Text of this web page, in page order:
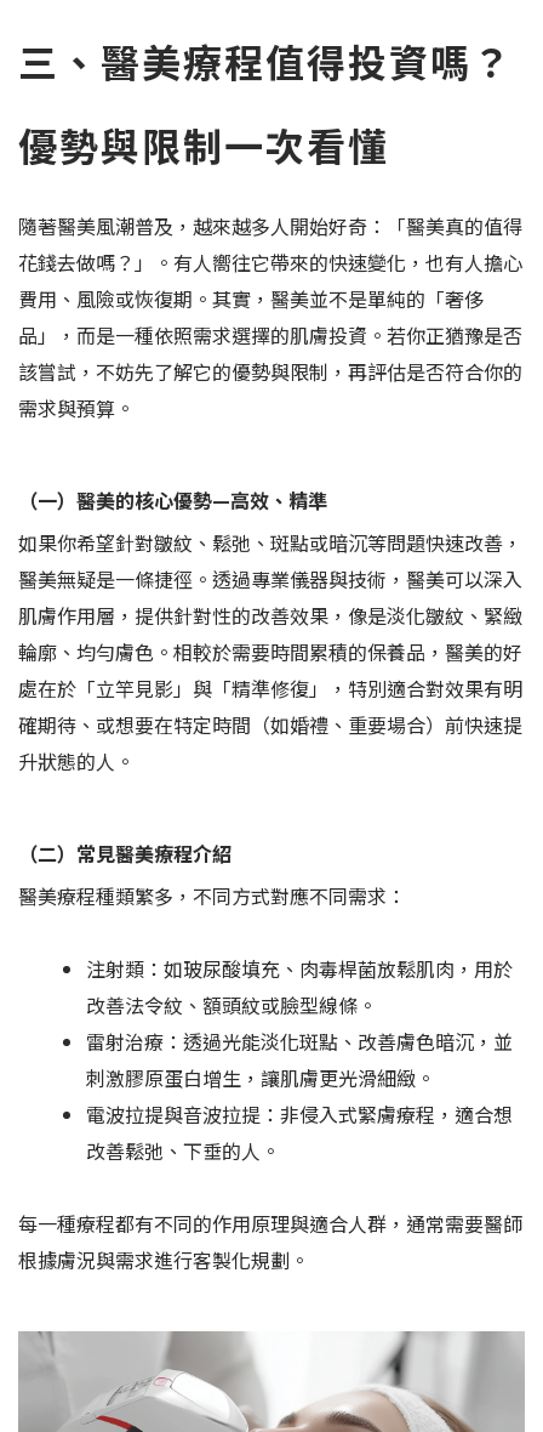
三、醫美療程值得投資嗎？
優勢與限制一次看懂
隨著醫美風潮普及，越來越多人開始好奇：「醫美真的值得
花錢去做嗎？」。有人嚮往它帶來的快速變化，也有人擔心
費用、風險或恢復期。其實，醫美並不是單純的「奢侈
品」，而是一種依照需求選擇的肌膚投資。若你正猶豫是否
該嘗試，不妨先了解它的優勢與限制，再評估是否符合你的
需求與預算。
（一）醫美的核心優勢—高效、精準
如果你希望針對皺紋、鬆弛、斑點或暗沉等問題快速改善，
醫美無疑是一條捷徑。透過專業儀器與技術，醫美可以深入
肌膚作用層，提供針對性的改善效果，像是淡化皺紋、緊緻
輪廓、均勻膚色。相較於需要時間累積的保養品，醫美的好
處在於「立竿見影」與「精準修復」，特別適合對效果有明
確期待、或想要在特定時間（如婚禮、重要場合）前快速提
升狀態的人。
（二）常見醫美療程介紹
醫美療程種類繁多，不同方式對應不同需求：
注射類：如玻尿酸填充、肉毒桿菌放鬆肌肉，用於
改善法令紋、額頭紋或臉型線條。
雷射治療：透過光能淡化斑點、改善膚色暗沉，並
刺激膠原蛋白增生，讓肌膚更光滑細緻。
電波拉提與音波拉提：非侵入式緊膚療程，適合想
改善鬆弛、下垂的人。
每一種療程都有不同的作用原理與適合人群，通常需要醫師
根據膚況與需求進行客製化規劃。